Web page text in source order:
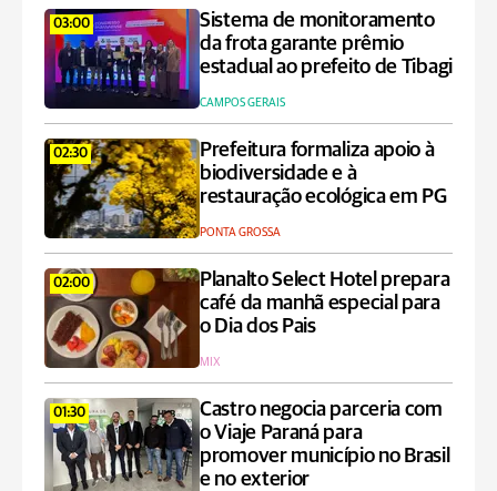
03:00
Sistema de monitoramento
da frota garante prêmio
estadual ao prefeito de Tibagi
CAMPOS GERAIS
02:30
Prefeitura formaliza apoio à
biodiversidade e à
restauração ecológica em PG
PONTA GROSSA
02:00
Planalto Select Hotel prepara
café da manhã especial para
o Dia dos Pais
MIX
01:30
Castro negocia parceria com
o Viaje Paraná para
promover município no Brasil
e no exterior